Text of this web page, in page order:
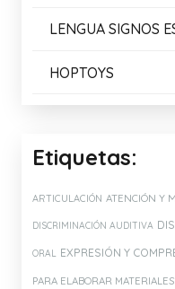
LENGUA SIGNOS
HOPTOYS
Etiquetas:
ARTICULACIÓN ATENCIÓN Y
DISCRIMINACIÓN AUDITIVA
ORAL EXPRESIÓN Y
PARA ELABORAR MATERIALES